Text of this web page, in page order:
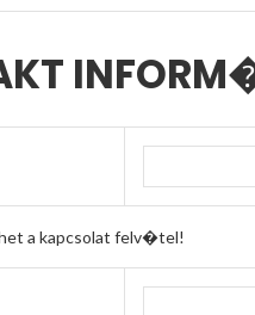
a kapcsolat felv�tel!